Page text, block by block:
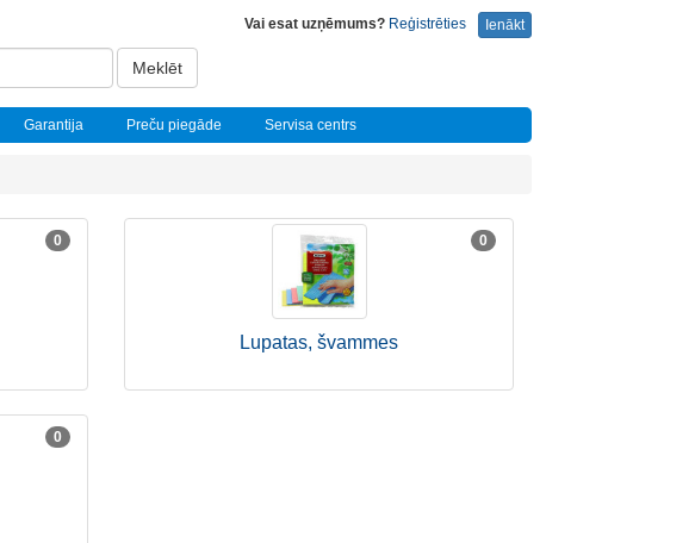
Ienākt
Vai esat uzņēmums? Reģistrēties
Meklēt
Garantija Preču piegāde Servisa centrs
0 0
Lupatas, švammes
0